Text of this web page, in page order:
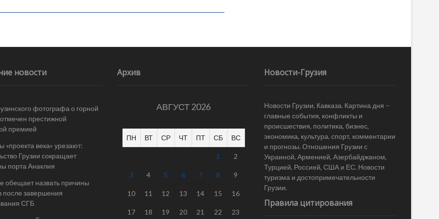
новости
фотографа о горной
престижной
премией
«проекта века» урезают:
Грузии сокращает
порта Анаклия
обещает назвать причины
после завершения
СГБ
Архив
АВГУСТ 2026
ПН ВТ СР ЧТ ПТ СБ ВС
1 2
3 4 5 6 7 8 9
10 11 12 13 14 15 16
17 18 19 20 21 22 23
Новости-Грузия
Новости Грузии, Кавказа. Картина дня –
главные события, конфликты и
происшествия, политика, бизнес,
экономика, культура, спорт, комментарии
и прогнозы. Отношения Грузии с
Украиной, Арменией, Азербайджаном,
Турцией, Россией, США и ЕС. Новости
туризма и достопримечательности
Грузии.
Правила цитирования